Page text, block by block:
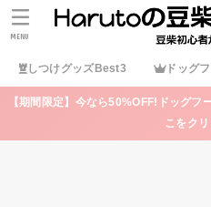
しつけグッズBest3 ドッグ
MENU
【期間限定】今なら50%OFF!ドッグフ
こをク